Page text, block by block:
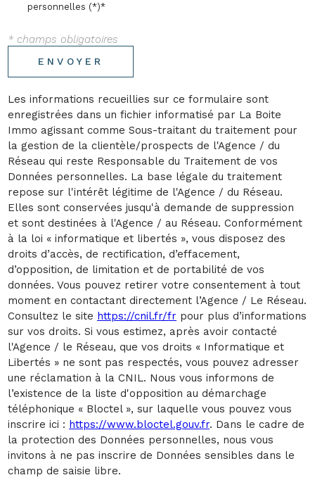
personnelles (*)*
* champs obligatoires
ENVOYER
Les informations recueillies sur ce formulaire sont
enregistrées dans un fichier informatisé par La Boite
Immo agissant comme Sous-traitant du traitement pour
la gestion de la clientèle/prospects de l'Agence / du
Réseau qui reste Responsable du Traitement de vos
Données personnelles. La base légale du traitement
repose sur l'intérêt légitime de l'Agence / du Réseau.
Elles sont conservées jusqu'à demande de suppression
et sont destinées à l'Agence / au Réseau. Conformément
à la loi « informatique et libertés », vous disposez des
droits d’accès, de rectification, d’effacement,
d’opposition, de limitation et de portabilité de vos
données. Vous pouvez retirer votre consentement à tout
moment en contactant directement l’Agence / Le Réseau.
Consultez le site https://cnil.fr/fr pour plus d’informations
sur vos droits. Si vous estimez, après avoir contacté
l'Agence / le Réseau, que vos droits « Informatique et
Libertés » ne sont pas respectés, vous pouvez adresser
une réclamation à la CNIL. Nous vous informons de
l’existence de la liste d'opposition au démarchage
téléphonique « Bloctel », sur laquelle vous pouvez vous
inscrire ici : https://www.bloctel.gouv.fr. Dans le cadre de
la protection des Données personnelles, nous vous
invitons à ne pas inscrire de Données sensibles dans le
champ de saisie libre.